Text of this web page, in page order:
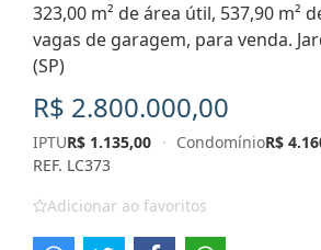
323,00 m² de área útil, 537,90 m²
vagas de garagem, para venda.
(SP)
R$ 2.800.000,00
IPTUR$ 1.135,00 · CondomínioR$
REF. LC373
Adicionar ao favoritos